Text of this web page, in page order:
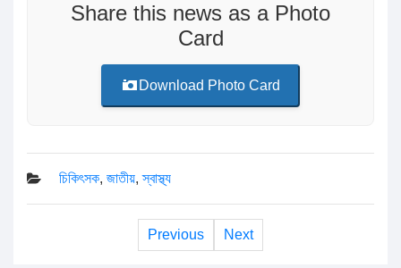
Share this news as a Photo
Card
Download Photo Card
চিকিৎসক, জাতীয়,স্বাস্থ্য
Previous Next